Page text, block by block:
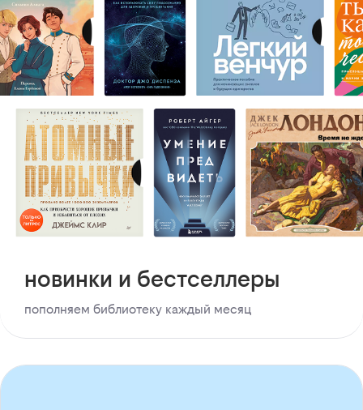
новинки и бестселлеры
пополняем библиотеку каждый месяц